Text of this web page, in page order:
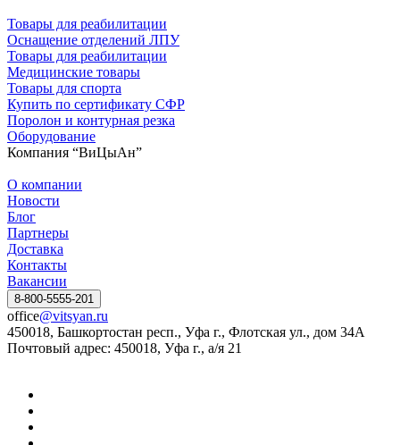
Товары для реабилитации
Оснащение отделений ЛПУ
Товары для реабилитации
Медицинские товары
Товары для спорта
Купить по сертификату СФР
Поролон и контурная резка
Оборудование
Компания “ВиЦыАн”
О компании
Новости
Блог
Партнеры
Доставка
Контакты
Вакансии
8-800-5555-201
office@vitsyan.ru
450018, Башкортостан респ., Уфа г., Флотская ул., дом 34А
Почтовый адрес: 450018, Уфа г., а/я 21